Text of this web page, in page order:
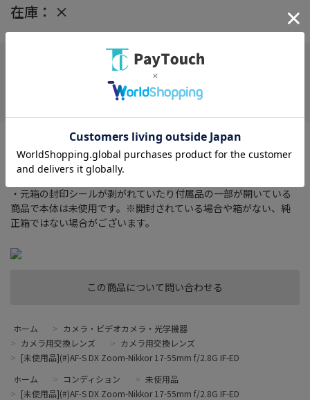
在庫： ×
この商品について問い合わせる
在庫がありません
対応マウント：ニコンFマウント系
レンズタイプ：ズーム
焦点距離：17-55 mm
・元箱の封印シールが剥がれていたり付属品の一部が開いている
商品で本体は未使用です。※開封されている場合や箱がない、純
正箱ではない場合がございます。
ホーム > カメラ・ビデオカメラ・光学機器
> カメラ用交換レンズ > カメラ用交換レンズ
> [未使用品](#)AF-S DX Zoom-Nikkor 17-55mm f/2.8G IF-ED
ホーム
> コンディション > 未使用品
> [未使用品](#)AF-S DX Zoom-Nikkor 17-55mm f/2.8G IF-ED